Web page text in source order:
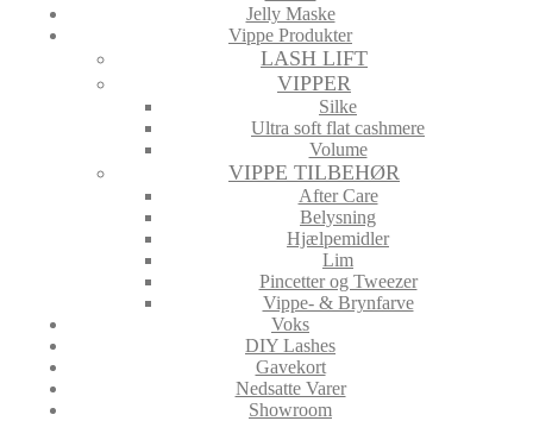
Jelly Maske
Vippe Produkter
LASH LIFT
VIPPER
Silke
Ultra soft flat cashmere
Volume
VIPPE TILBEHØR
After Care
Belysning
Hjælpemidler
Lim
Pincetter og Tweezer
Vippe- & Brynfarve
Voks
DIY Lashes
Gavekort
Nedsatte Varer
Showroom